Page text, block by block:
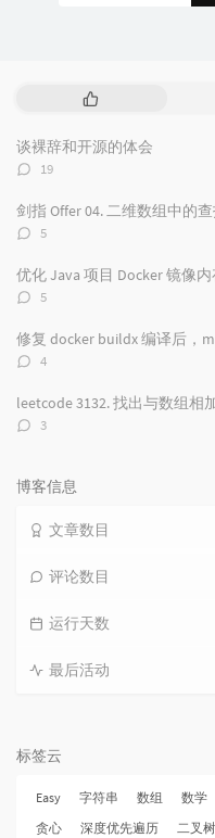
热
文
章
谈裸辞和开源的体会
评
数：
19
剑指 Offer 04. 二维数组中的
评
数：
5
优化 Java 项目 Docker 镜像内
评
数：
5
修复 docker buildx 编译后，
评
数：
4
leetcode 3132. 找出与数组相
评
3
博客信息
文章数目
评论数目
运行天数
最后活动
标签云
Easy 字符串 数组 数学
贪心
深度优先遍历 二叉树